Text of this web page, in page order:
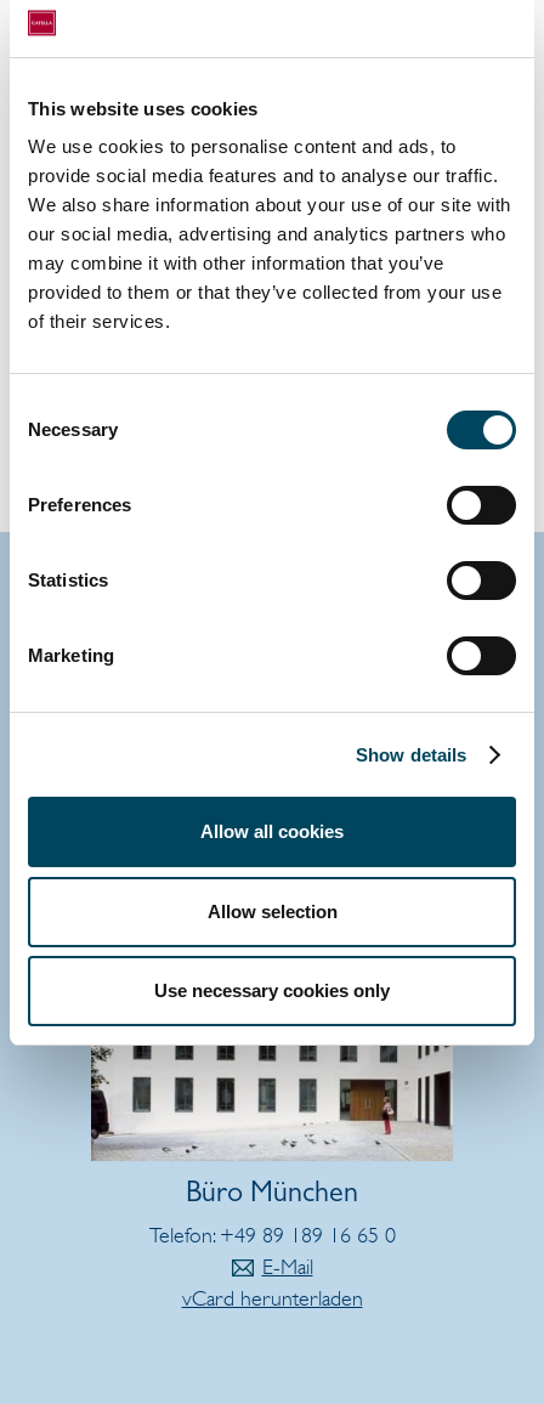
This website uses cookies
We use cookies to personalise content and ads, to
provide social media features and to analyse our traffic.
We also share information about your use of our site with
our social media, advertising and analytics partners who
may combine it with other information that you’ve
provided to them or that they’ve collected from your use
of their services.
Selection
Necessary
Preferences
Statistics
Marketing
Show details
Allow all cookies
Allow selection
Use necessary cookies only
Die Angaben und Daten werden auf freiwilliger Basis zur Verfügung
gestellt und sind ohne weitere Erläuterungen und zusätzliche
Informationen, insbesondere die entsprechenden Verkaufsunterlagen
des Investmentfonds (z. B. Verkaufsprospekt, Basisinformationsblatt),
möglicherweise nicht ausreichend oder geeignet, um eine sachkundige
Anlageentscheidung zu unterstützen. Daher wird empfohlen, dass
Anleger zudem sorgfältig die Verkaufsunterlagen vor einer möglichen
Büro München
Telefon: +49 89 189 16 65 0
E-Mail
vCard herunterladen